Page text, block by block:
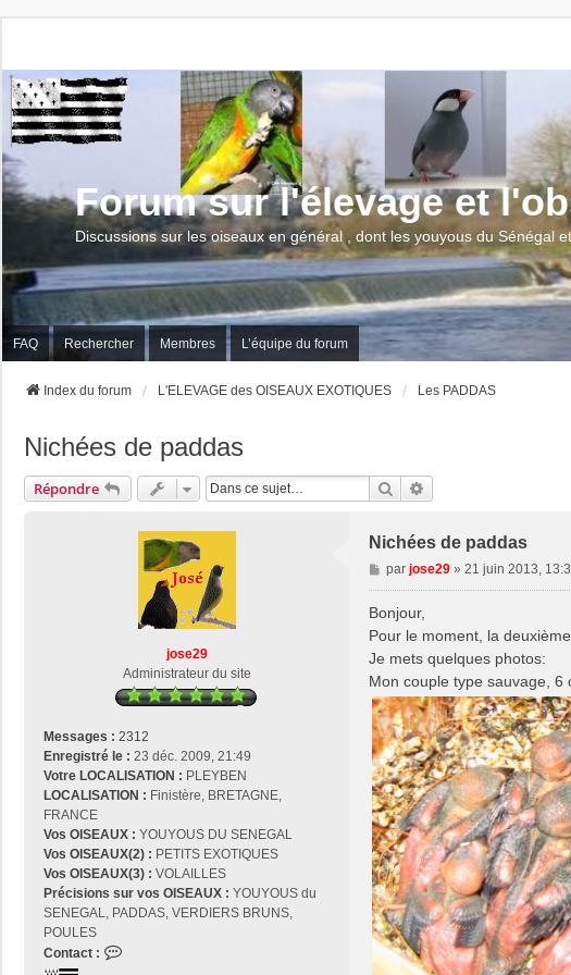
Forum sur l'élevage et
Discussions sur les oiseaux en général , dont les youyous du Sénégal
FAQ Rechercher Membres L’équipe du forum
Index du forum L'ELEVAGE des OISEAUX EXOTIQUES Les PADDAS
Nichées de paddas
Répondre Rechercher
jose29
Administrateur du site
Messages : 2312
Enregistré le : 23 déc. 2009, 21:49
Votre LOCALISATION : PLEYBEN
LOCALISATION : Finistère, BRETAGNE,
FRANCE
Vos OISEAUX : YOUYOUS DU SENEGAL
Vos OISEAUX(2) : PETITS EXOTIQUES
Vos OISEAUX(3) : VOLAILLES
Précisions sur vos OISEAUX : YOUYOUS du
SENEGAL, PADDAS, VERDIERS BRUNS,
POULES
Contact :
Nichées de paddas
M
e
a
g
e
par jose29» 21 juin 2013,
Bonjour,
Pour le moment, la
Je mets quelques photos:
Mon couple type sauvage, 6